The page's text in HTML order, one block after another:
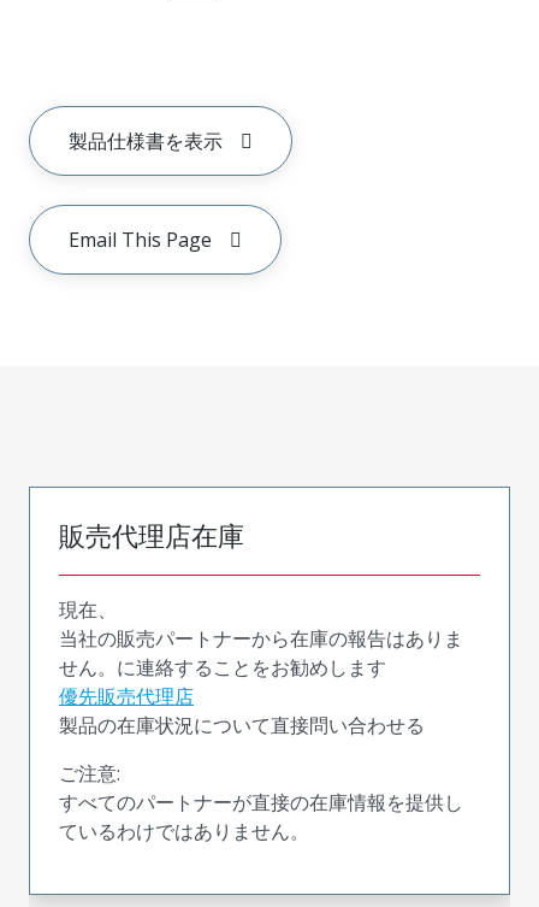
製品仕様書を表示
Email This Page
販売代理店在庫
現在、
当社の販売パートナーから在庫の報告はありま
せん。に連絡することをお勧めします
優先販売代理店
製品の在庫状況について直接問い合わせる
ご注意:
すべてのパートナーが直接の在庫情報を提供し
ているわけではありません。